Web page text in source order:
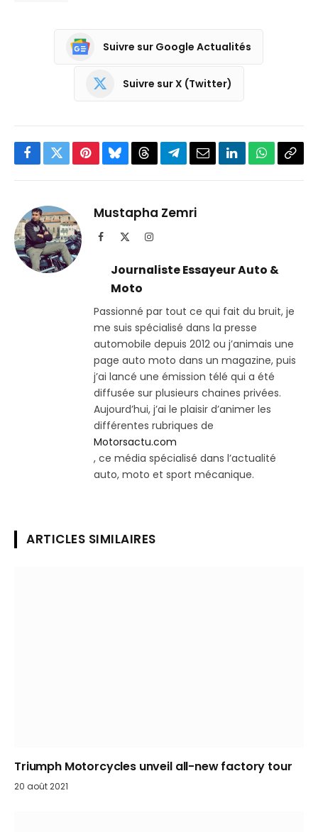
Suivre sur Google Actualités
Suivre sur X (Twitter)
Facebook
TwitterPinterestBlueskyThreadsPartager
Telegram
EmailLinkedInWhatsApp
Mustapha Zemri
Facebook Instagram
Journaliste Essayeur Auto &
Moto
Passionné par tout ce qui fait du bruit, je
me suis spécialisé dans la presse
automobile depuis 2012 ou j’animais une
page auto moto dans un magazine, puis
j’ai lancé une émission télé qui a été
diffusée sur plusieurs chaines privées.
Aujourd’hui, j’ai le plaisir d’animer les
différentes rubriques de
Motorsactu.com
, ce média spécialisé dans l’actualité
auto, moto et sport mécanique.
ARTICLES SIMILAIRES
Triumph Motorcycles unveil all-new factory tour
20 août 2021